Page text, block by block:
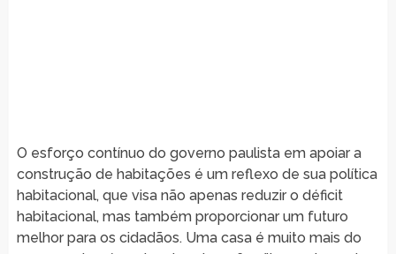
O esforço contínuo do governo paulista em apoiar a
construção de habitações é um reflexo de sua política
habitacional, que visa não apenas reduzir o déficit
habitacional, mas também proporcionar um futuro
melhor para os cidadãos. Uma casa é muito mais do